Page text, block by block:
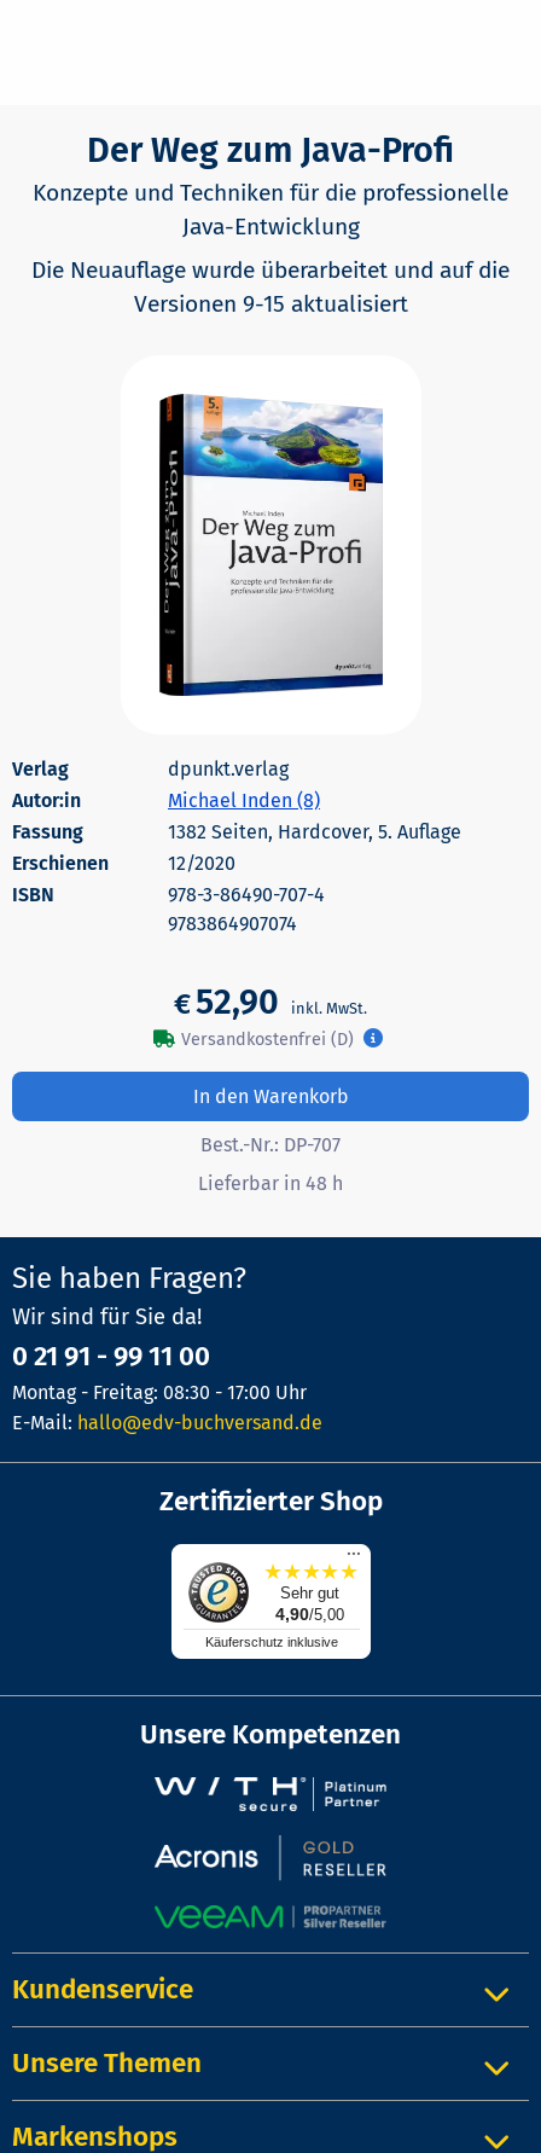
Der Weg zum Java-Profi
Konzepte und Techniken für die professionelle
Java-Entwicklung
Die Neuauflage wurde überarbeitet und auf die
Versionen 9-15 aktualisiert
dpunkt.verlag
Autor:in
Michael Inden (8)
1382 Seiten, Hardcover, 5. Auflage
Erschienen
12/2020
978-3-86490-707-4
9783864907074
€52,90
Versandkostenfrei (D)
In den Warenkorb
Best.-Nr.: DP-707
Lieferbar in 48 h
Sie haben Fragen?
Wir sind für Sie da!
0 21 91 - 99 11 00
Montag - Freitag: 08:30 - 17:00 Uhr
E-Mail: hallo@edv-buchversand.de
Zertifizierter Shop
...
★★★★★
Sehr gut
4,90/5,00
Käuferschutz inklusive
Unsere Kompetenzen
Kundenservice
Unsere Themen
Markenshops